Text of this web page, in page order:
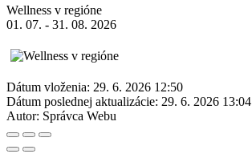
Wellness v regióne
01. 07. - 31. 08. 2026
Dátum vloženia: 29. 6. 2026 12:50
Dátum poslednej aktualizácie: 29. 6. 2026 13:04
Autor: Správca Webu